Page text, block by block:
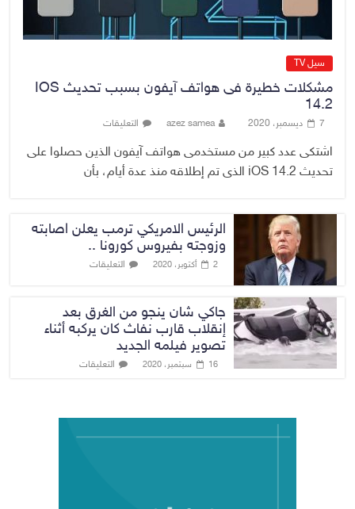
سيل TV
مشكلات خطيرة فى هواتف آيفون بسبب تحديث IOS
14.2
7 ديسمبر، 2020 azez samea التعليقات
اشتكى عدد كبير من مستخدمى هواتف آيفون الذين حصلوا على
تحديث iOS 14.2 الذى تم إطلاقه منذ عدة أيام، بأن
الرئيس الامريكي ترمب يعلن اصابته
وزوجته بفيروس كورونا ..
2 أكتوبر، 2020 التعليقات
جاكي شان ينجو من الغرق بعد
إنقلاب قارب نفاث كان يركبه أثناء
تصوير فيلمه الجديد
16 سبتمبر، 2020 التعليقات